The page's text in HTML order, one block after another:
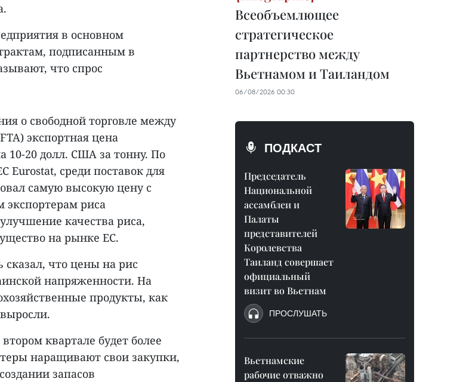
в основном
подписанным в
что спрос
о свободной торговле между
экспортная цена
10-20 долл. США за тонну. По
Eurostat, среди поставок для
самую высокую цену с
экспортерам риса
качества риса,
на рынке ЕС.
что цены на рис
напряженности. На
продукты, как
квартале будет более
наращивают свои закупки,
запасов
Всеобъемлющее
стратегическое
партнерство между
Вьетнамом и Таиландом
06/08/2026 00:30
ПОДКАСТ
Председатель
Национальной
ассамблеи и
Палаты
представителей
Королевства
Таиланд совершает
официальный
визит во Вьетнам
ПРОСЛУШАТЬ
Вьетнамские
рабочие отважно